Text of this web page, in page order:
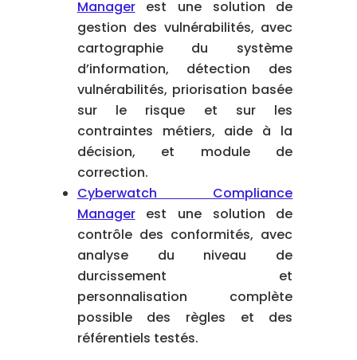
Managerest une solution de
gestion des vulnérabilités, avec
cartographie du système
d’information, détection des
vulnérabilités, priorisation basée
sur le risque et sur les
contraintes métiers, aide à la
décision, et module de
correction.
Cyberwatch Compliance
Managerest une solution de
contrôle des conformités, avec
analyse du niveau de
durcissement et
personnalisation complète
possible des règles et des
référentiels testés.